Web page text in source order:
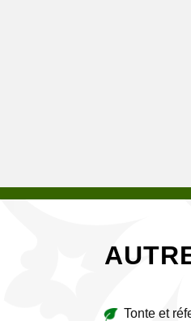
Tonte et